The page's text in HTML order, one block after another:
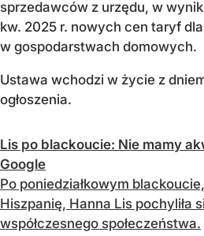
sprzedawców z urzędu, w
kw. 2025 r. nowych cen taryf
w gospodarstwach domowych.
Ustawa wchodzi w życie z
ogłoszenia.
Lis po blackoucie: Nie mamy
Google
Po poniedziałkowym
Hiszpanię, Hanna Lis pochyliła
współczesnego społeczeństwa.